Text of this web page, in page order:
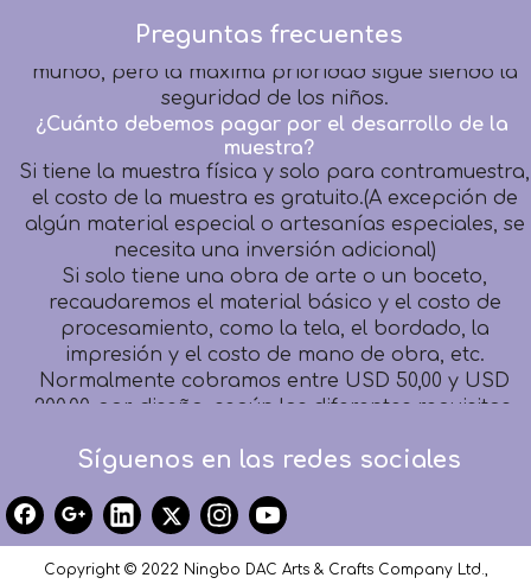
Preguntas frecuentes
de peluche de alta calidad para niños de todo el
seguridad de los niños.
¿Cuánto debemos pagar por el desarrollo de la
muestra?
Si tiene la muestra física y solo para contramuestra,
el costo de la muestra es gratuito.(A excepción de
algún material especial o artesanías especiales, se
necesita una inversión adicional)
Si solo tiene una obra de arte o un boceto,
recaudaremos el material básico y el costo de
procesamiento, como la tela, el bordado, la
impresión y el costo de mano de obra, etc.
Normalmente cobramos entre USD 50,00 y USD
200,00 por diseño, según los diferentes requisitos,
aprobación del pedido con un monto FOB superior
a USD 3000,00.
¿Cuánto tiempo debo esperar para recibir mi
primera muestra?
Muestra de contador: dentro de 1 semana
Desarrollo de muestras: dentro de 1 a 2 semanas
Síguenos en las redes sociales
Copyright © 2022 Ningbo DAC Arts & Crafts Company Ltd.,